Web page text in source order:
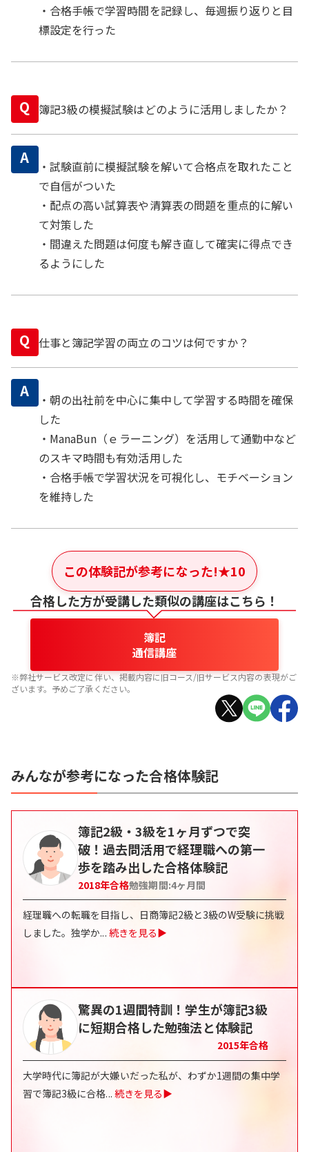
・合格手帳で学習時間を記録し、毎週振り返りと目
標設定を行った
Q 簿記3級の模擬試験はどのように活用しましたか？
A
・試験直前に模擬試験を解いて合格点を取れたこと
で自信がついた
・配点の高い試算表や清算表の問題を重点的に解い
て対策した
・間違えた問題は何度も解き直して確実に得点でき
るようにした
Q 仕事と簿記学習の両立のコツは何ですか？
A
・朝の出社前を中心に集中して学習する時間を確保
した
・ManaBun（ｅラーニング）を活用して通勤中など
のスキマ時間も有効活用した
・合格手帳で学習状況を可視化し、モチベーション
を維持した
この体験記が参考になった!★10
合格した方が受講した類似の講座はこちら！
簿記
通信講座
※弊社サービス改定に伴い、掲載内容に旧コース/旧サービス内容の表現がご
ざいます。予めご了承ください。
みんなが参考になった合格体験記
簿記2級・3級を1ヶ月ずつで突
破！過去問活用で経理職への第一
歩を踏み出した合格体験記
2018年合格勉強期間:4ヶ月間
経理職への転職を目指し、日商簿記2級と3級のW受験に挑戦
しました。独学か... 続きを見る▶
驚異の1週間特訓！学生が簿記3級
に短期合格した勉強法と体験記
2015年合格
大学時代に簿記が大嫌いだった私が、わずか1週間の集中学
習で簿記3級に合格... 続きを見る▶